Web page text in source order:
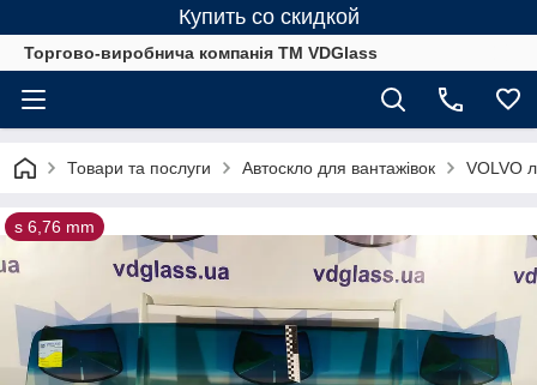
Купить со скидкой
Торгово-виробнича компанія ТМ VDGlass
Товари та послуги Автоскло для вантажівок VOLVO
s 6,76 mm